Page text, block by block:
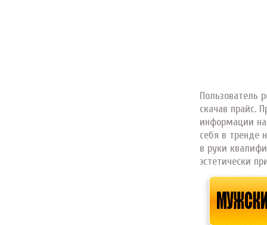
Пользователь
скачав прайс.
информации на
себя в тренде
в руки
эстетически